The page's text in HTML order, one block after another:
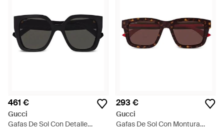
461 €
Gucci
Gafas De Sol Con Detalle
293 €
Gucci
Gafas De Sol Con Montura